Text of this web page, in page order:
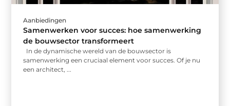
Aanbiedingen
Samenwerken voor succes: hoe samenwerking
de bouwsector transformeert
In de dynamische wereld van de bouwsector is
samenwerking een cruciaal element voor succes. Of je nu
een architect, ...